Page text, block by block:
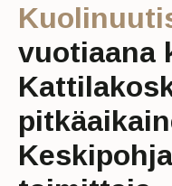
vuotiaana